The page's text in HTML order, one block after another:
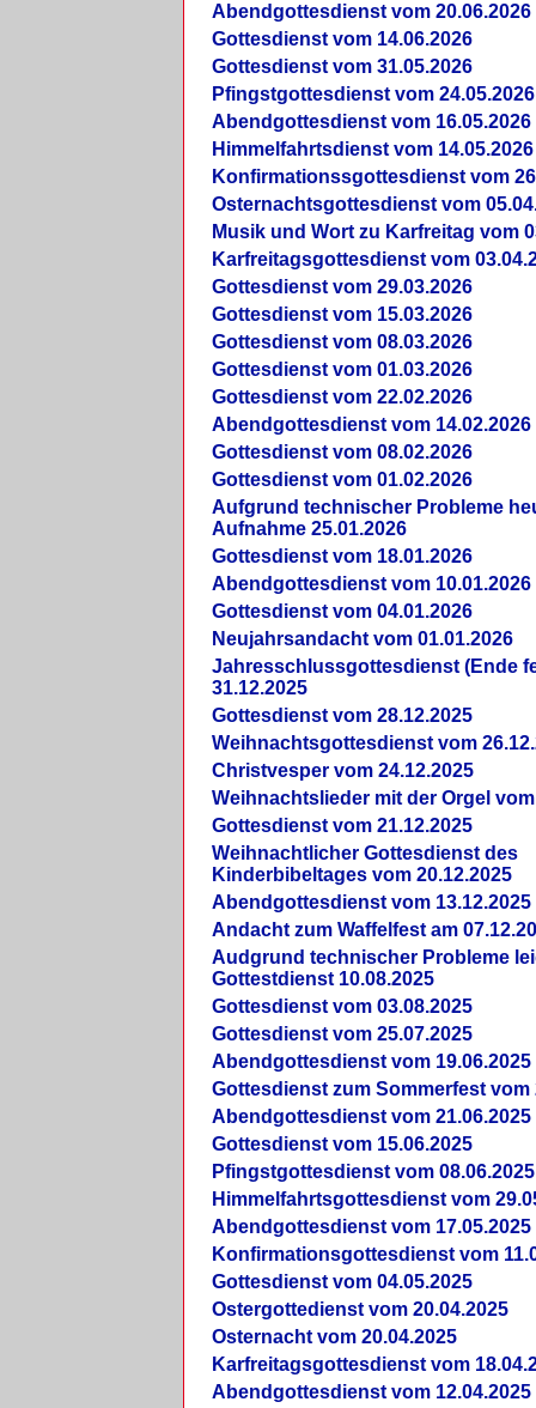
Abendgottesdienst vom 20.06.2026
Gottesdienst vom 14.06.2026
Gottesdienst vom 31.05.2026
Pfingstgottesdienst vom 24.05.2026
Abendgottesdienst vom 16.05.2026
Himmelfahrtsdienst vom 14.05.2026
Konfirmationssgottesdienst vom
Osternachtsgottesdienst vom
Musik und Wort zu Karfreitag vom
Karfreitagsgottesdienst vom
Gottesdienst vom 29.03.2026
Gottesdienst vom 15.03.2026
Gottesdienst vom 08.03.2026
Gottesdienst vom 01.03.2026
Gottesdienst vom 22.02.2026
Abendgottesdienst vom 14.02.2026
Gottesdienst vom 08.02.2026
Gottesdienst vom 01.02.2026
Aufgrund technischer Probleme
Aufnahme 25.01.2026
Gottesdienst vom 18.01.2026
Abendgottesdienst vom 10.01.2026
Gottesdienst vom 04.01.2026
Neujahrsandacht vom 01.01.2026
Jahresschlussgottesdienst (Ende
31.12.2025
Gottesdienst vom 28.12.2025
Weihnachtsgottesdienst vom
Christvesper vom 24.12.2025
Weihnachtslieder mit der Orgel vom
Gottesdienst vom 21.12.2025
Weihnachtlicher Gottesdienst des
Kinderbibeltages vom 20.12.2025
Abendgottesdienst vom 13.12.2025
Andacht zum Waffelfest am
Audgrund technischer Probleme
Gottestdienst 10.08.2025
Gottesdienst vom 03.08.2025
Gottesdienst vom 25.07.2025
Abendgottesdienst vom 19.06.2025
Gottesdienst zum Sommerfest vom
Abendgottesdienst vom 21.06.2025
Gottesdienst vom 15.06.2025
Pfingstgottesdienst vom 08.06.2025
Himmelfahrtsgottesdienst vom
Abendgottesdienst vom 17.05.2025
Konfirmationsgottesdienst vom
Gottesdienst vom 04.05.2025
Ostergottedienst vom 20.04.2025
Osternacht vom 20.04.2025
Karfreitagsgottesdienst vom
Abendgottesdienst vom 12.04.2025